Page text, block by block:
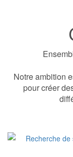
Notre ambition
pour créer